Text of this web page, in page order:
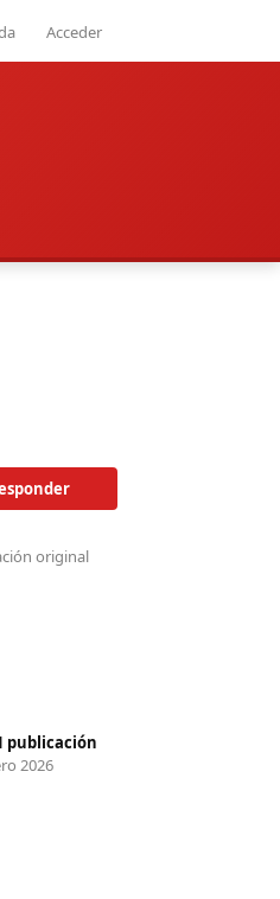
Acceder
original
publicación
2026